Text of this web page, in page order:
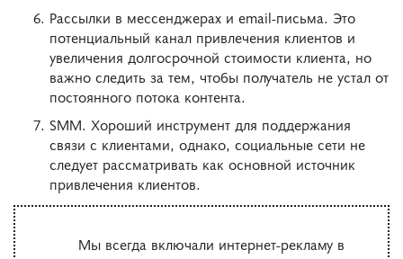
Рассылки в мессенджерах и email-письма. Это
потенциальный канал привлечения клиентов и
увеличения долгосрочной стоимости клиента, но
важно следить за тем, чтобы получатель не устал от
постоянного потока контента.
SMM. Хороший инструмент для поддержания
связи с клиентами, однако, социальные сети не
следует рассматривать как основной источник
привлечения клиентов.
Мы всегда включали интернет-рекламу в